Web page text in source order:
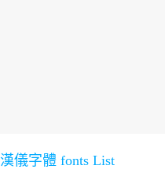
漢儀字體 fonts List